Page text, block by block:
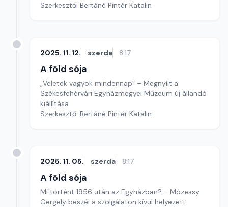
Szerkesztő: Bertáné Pintér Katalin
2025. 11. 12. szerda 8:17
A föld sója
„Veletek vagyok mindennap” – Megnyílt a
Székesfehérvári Egyházmegyei Múzeum új állandó
kiállítása
Szerkesztő: Bertáné Pintér Katalin
2025. 11. 05. szerda 8:17
A föld sója
Mi történt 1956 után az Egyházban? - Mózessy
Gergely beszél a szolgálaton kívül helyezett